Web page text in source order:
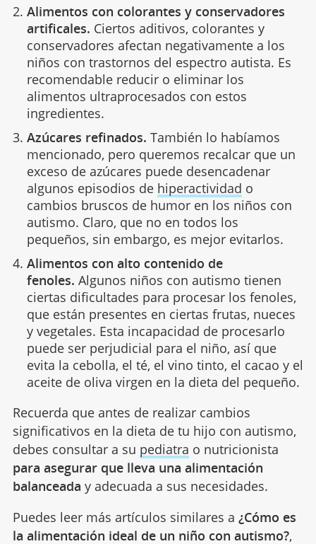
Alimentos con colorantes y conservadores
artificales. Ciertos aditivos, colorantes y
conservadores afectan negativamente a los
niños con trastornos del espectro autista. Es
recomendable reducir o eliminar los
alimentos ultraprocesados con estos
ingredientes.
Azúcares refinados. También lo habíamos
mencionado, pero queremos recalcar que un
exceso de azúcares puede desencadenar
algunos episodios de hiperactividad o
cambios bruscos de humor en los niños con
autismo. Claro, que no en todos los
pequeños, sin embargo, es mejor evitarlos.
Alimentos con alto contenido de
fenoles. Algunos niños con autismo tienen
ciertas dificultades para procesar los fenoles,
que están presentes en ciertas frutas, nueces
y vegetales. Esta incapacidad de procesarlo
puede ser perjudicial para el niño, así que
evita la cebolla, el té, el vino tinto, el cacao y el
aceite de oliva virgen en la dieta del pequeño.
Recuerda que antes de realizar cambios
significativos en la dieta de tu hijo con autismo,
debes consultar a su pediatra o nutricionista
para asegurar que lleva una alimentación
balanceada y adecuada a sus necesidades.
Puedes leer más artículos similares a ¿Cómo es
la alimentación ideal de un niño con autismo?,